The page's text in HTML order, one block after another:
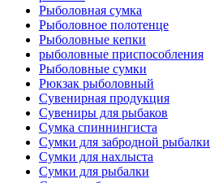
Рыболовная сумка
Рыболовное полотенце
Рыболовные кепки
рыболовные приспособления
Рыболовные сумки
Рюкзак рыболовный
Сувенирная продукция
Сувениры для рыбаков
Сумка спиннингиста
Сумки для забродной рыбалки
Сумки для нахлыста
Сумки для рыбалки